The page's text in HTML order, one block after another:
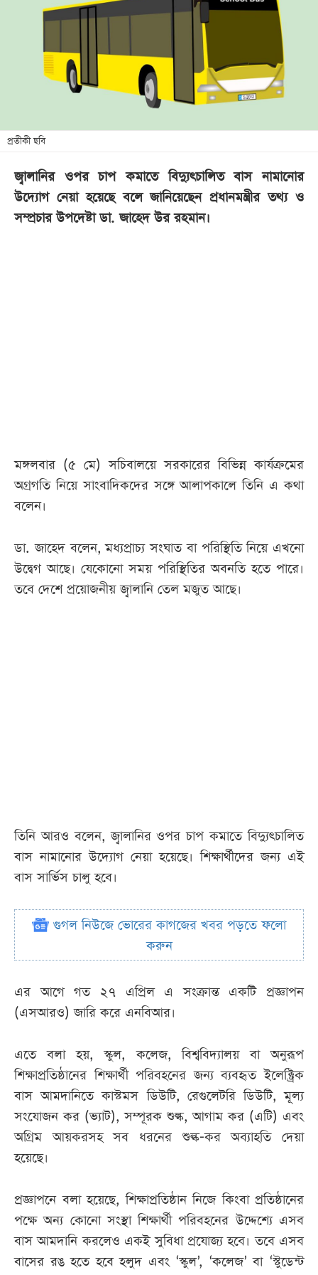
খেলা
বিনোদন
লাইফ
তথ্যপ্রযুক্তি
বিভাগ
ছবি
প্রতীকী ছবি
জ্বালানির ওপর চাপ কমাতে বিদ্যুৎচালিত বাস নামানোর
উদ্যোগ নেয়া হয়েছে বলে জানিয়েছেন প্রধানমন্ত্রীর তথ্য ও
সম্প্রচার উপদেষ্টা ডা. জাহেদ উর রহমান।
মঙ্গলবার (৫ মে) সচিবালয়ে সরকারের বিভিন্ন কার্যক্রমের
অগ্রগতি নিয়ে সাংবাদিকদের সঙ্গে আলাপকালে তিনি এ কথা
বলেন।
ডা. জাহেদ বলেন, মধ্যপ্রাচ্য সংঘাত বা পরিস্থিতি নিয়ে এখনো
উদ্বেগ আছে। যেকোনো সময় পরিস্থিতির অবনতি হতে পারে।
তবে দেশে প্রয়োজনীয় জ্বালানি তেল মজুত আছে।
তিনি আরও বলেন, জ্বালানির ওপর চাপ কমাতে বিদ্যুৎচালিত
বাস নামানোর উদ্যোগ নেয়া হয়েছে। শিক্ষার্থীদের জন্য এই
বাস সার্ভিস চালু হবে।
গুগল নিউজে ভোরের কাগজের খবর পড়তে ফলো
করুন
এর আগে গত ২৭ এপ্রিল এ সংক্রান্ত একটি প্রজ্ঞাপন
(এসআরও) জারি করে এনবিআর।
এতে বলা হয়, স্কুল, কলেজ, বিশ্ববিদ্যালয় বা অনুরূপ
শিক্ষাপ্রতিষ্ঠানের শিক্ষার্থী পরিবহনের জন্য ব্যবহৃত ইলেক্ট্রিক
বাস আমদানিতে কাস্টমস ডিউটি, রেগুলেটরি ডিউটি, মূল্য
সংযোজন কর (ভ্যাট), সম্পূরক শুল্ক, আগাম কর (এটি) এবং
অগ্রিম আয়করসহ সব ধরনের শুল্ক-কর অব্যাহতি দেয়া
হয়েছে।
প্রজ্ঞাপনে বলা হয়েছে, শিক্ষাপ্রতিষ্ঠান নিজে কিংবা প্রতিষ্ঠানের
পক্ষে অন্য কোনো সংস্থা শিক্ষার্থী পরিবহনের উদ্দেশ্যে এসব
বাস আমদানি করলেও একই সুবিধা প্রযোজ্য হবে। তবে এসব
বাসের রঙ হতে হবে হলুদ এবং ‘স্কুল’, ‘কলেজ’ বা ‘স্টুডেন্ট